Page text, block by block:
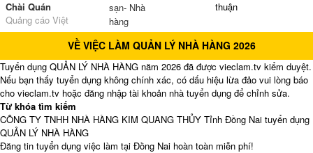
Chài Quán
Quảng cáo Việt
sạn- Nhà
hàng
thuận
VỀ VIỆC LÀM QUẢN LÝ NHÀ HÀNG 2026
Tuyển dụng QUẢN LÝ NHÀ HÀNG năm 2026 đã được vieclam.tv kiểm duyệt.
Nếu bạn thấy tuyển dụng không chính xác, có dấu hiệu lừa đảo vui lòng báo
cho vieclam.tv hoặc đăng nhập tài khoản nhà tuyển dụng để chỉnh sửa.
Từ khóa tìm kiếm
CÔNG TY TNHH NHÀ HÀNG KIM QUANG THỦY Tỉnh Đồng Nai tuyển dụng
QUẢN LÝ NHÀ HÀNG
Đăng tin tuyển dụng việc làm tại Đồng Nai hoàn toàn miễn phí!